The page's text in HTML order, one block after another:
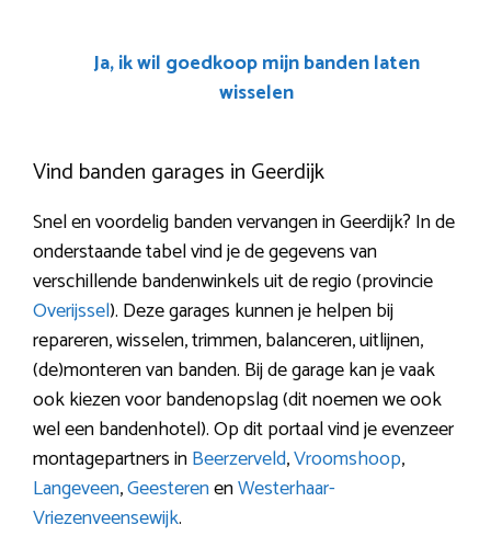
Ja, ik wil goedkoop mijn banden laten
wisselen
Vind banden garages in Geerdijk
Snel en voordelig banden vervangen in Geerdijk? In de
onderstaande tabel vind je de gegevens van
verschillende bandenwinkels uit de regio (provincie
Overijssel). Deze garages kunnen je helpen bij
repareren, wisselen, trimmen, balanceren, uitlijnen,
(de)monteren van banden. Bij de garage kan je vaak
ook kiezen voor bandenopslag (dit noemen we ook
wel een bandenhotel). Op dit portaal vind je evenzeer
montagepartners inBeerzerveld,Vroomshoop,
Langeveen,GeesterenenWesterhaar-
Vriezenveensewijk.